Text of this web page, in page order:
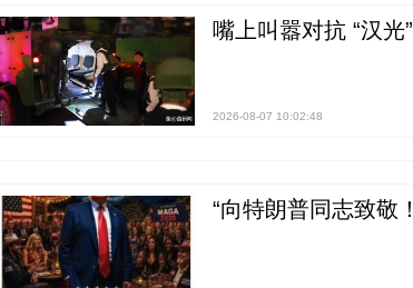
嘴上叫嚣对抗 “汉光
2026-08-07 10:02:48
“向特朗普同志致敬